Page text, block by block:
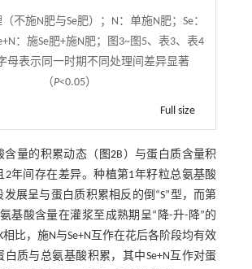
不施N肥与Se肥）；N：单施N肥；Se：
：施Se肥+施N肥；图3~图5、表3、表4
母表示同一时期不同处理间差异显著
（P<0.05）
Full size
含量的积累动态（ 图2B）与蛋白质含量积
2年间存在差异。种植第1年籽粒总氨基酸
展呈与蛋白质积累相反的倒“S”型，而第
基酸含量在灌浆至成熟期呈“降-升-降”的
相比，施N与Se+N互作在花后各阶段均有效
白质与总氨基酸积累，其中Se+N互作对蛋